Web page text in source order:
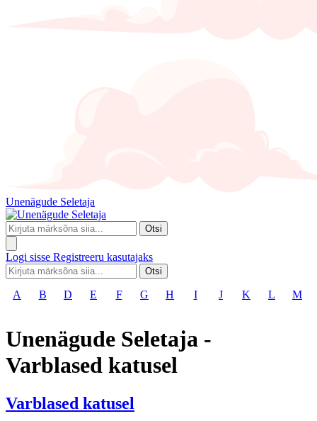
Unenägude Seletaja
Otsi
Logi sisse Registreeru kasutajaks
Otsi
A B D E F G H I J K L M
Unenägude Seletaja -
Varblased katusel
Varblased katusel